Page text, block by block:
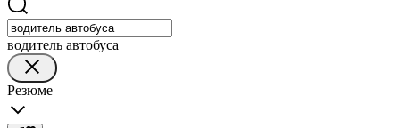
водитель автобуса
Резюме